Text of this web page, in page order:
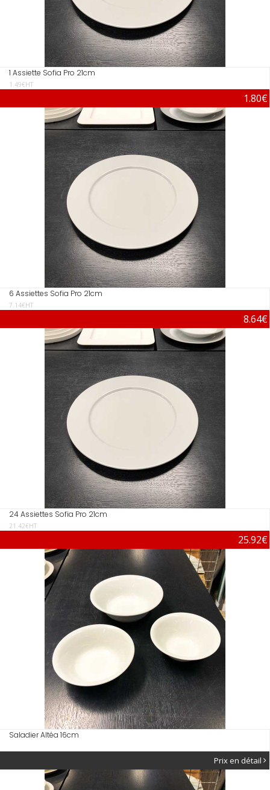
1 Assiette Sofia Pro 21cm
1.49€HT
1.80€
6 Assiettes Sofia Pro 21cm
7.14€HT
8.64€
24 Assiettes Sofia Pro 21cm
21.42€HT
25.92€
Saladier Altéa 16cm
Prix en détail